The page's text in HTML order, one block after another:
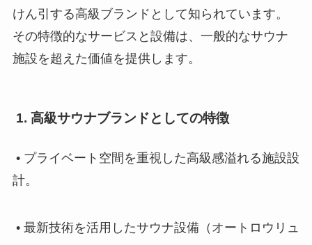
けん引する高級ブランドとして知られています。
その特徴的なサービスと設備は、一般的なサウナ
施設を超えた価値を提供します。
1. 高級サウナブランドとしての特徴
• プライベート空間を重視した高級感溢れる施設設
計。
• 最新技術を活用したサウナ設備（オートロウリュ